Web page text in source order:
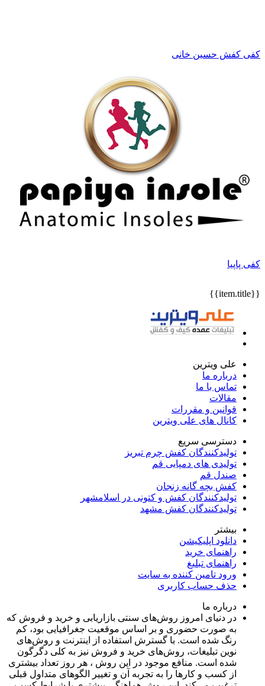
کفی کفش حسین خانی
کفی پاپیا
{{item.title}}
علی ویترین
درباره ما
تماس با ما
مقالات
قوانین و مقررات
کانال های علی ویترین
دسترسی سریع
تولیدکنندگان کفش چرم تبریز
تولیدی های دمپایی قم
صندل قم
کفش بچه گانه زنجان
تولیدکنندگان کفش و کتونی در اسلامشهر
تولیدکنندگان کفش مشهد
بیشتر
دانلود اپلیکیشن
راهنمای خرید
راهنمای تبلیغ
ورود تامین کننده به سایت
حذف حساب کاربری
درباره ما
در دنیای امروز روش‌های سنتی بازاریابی و خرید و فروش که
به صورت حضوری و بر اساس موقعیت جغرافیایی بود، کم
رنگ شده است. با گسترش استفاده از اینترنت و روش‌های
نوین تبلیغات، روش‌های خرید و فروش نیز به کلی دگرگون
شده است. منافع موجود در این روش ، هر روز تعداد بیشتری
از کسب و کارها را به تجربه‌ آن و تغییر الگوهای متداول قبلی